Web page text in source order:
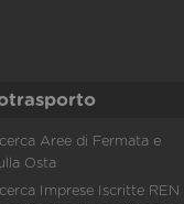
Aree di Fermata e
Osta
Imprese Iscritte REN